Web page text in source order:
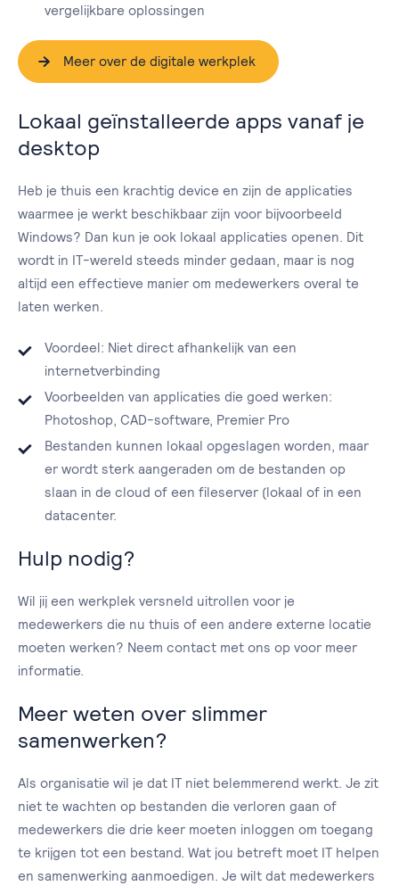
vergelijkbare oplossingen
Meer over de digitale werkplek
Lokaal geïnstalleerde apps vanaf je
desktop
Heb je thuis een krachtig device en zijn de applicaties
waarmee je werkt beschikbaar zijn voor bijvoorbeeld
Windows? Dan kun je ook lokaal applicaties openen. Dit
wordt in IT-wereld steeds minder gedaan, maar is nog
altijd een effectieve manier om medewerkers overal te
laten werken.
Voordeel: Niet direct afhankelijk van een
internetverbinding
Voorbeelden van applicaties die goed werken:
Photoshop, CAD-software, Premier Pro
Bestanden kunnen lokaal opgeslagen worden, maar
er wordt sterk aangeraden om de bestanden op
slaan in de cloud of een fileserver (lokaal of in een
datacenter.
Hulp nodig?
Wil jij een werkplek versneld uitrollen voor je
medewerkers die nu thuis of een andere externe locatie
moeten werken? Neem contact met ons op voor meer
informatie.
Meer weten over slimmer
samenwerken?
Als organisatie wil je dat IT niet belemmerend werkt. Je zit
niet te wachten op bestanden die verloren gaan of
medewerkers die drie keer moeten inloggen om toegang
te krijgen tot een bestand. Wat jou betreft moet IT helpen
en samenwerking aanmoedigen. Je wilt dat medewerkers